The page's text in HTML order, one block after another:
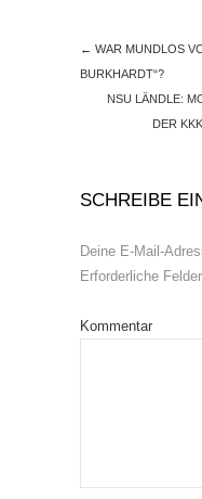
← WAR MUNDLOS
BURKHARDT“?
NSU LÄNDLE:
DER
SCHREIBE
Deine E-Mail-
Erforderliche
Kommentar